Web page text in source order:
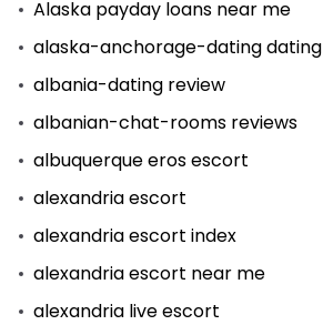
Alaska payday loans near me
alaska-anchorage-dating dating
albania-dating review
albanian-chat-rooms reviews
albuquerque eros escort
alexandria escort
alexandria escort index
alexandria escort near me
alexandria live escort